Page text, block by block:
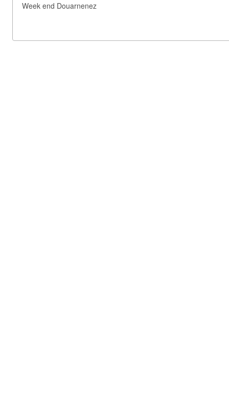
Week end Douarnenez